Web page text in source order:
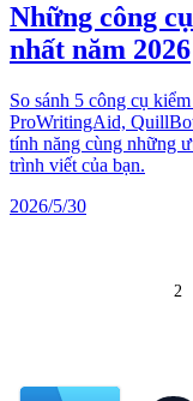
Những công
nhất năm 2026
So sánh 5 công cụ
ProWritingAid,
tính năng cùng những
trình viết của bạn.
2026/5/30
2